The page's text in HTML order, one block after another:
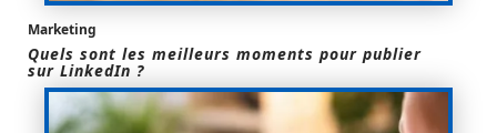
Marketing
Quels sont les meilleurs moments pour publier
sur LinkedIn ?